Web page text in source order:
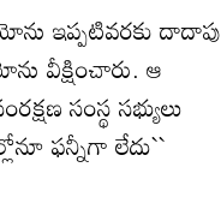
ఇప్పటివరకు దాదాపు
వీక్షించారు. ఆ
సంస్థ సభ్యులు
ఫన్నీగా లేదు``